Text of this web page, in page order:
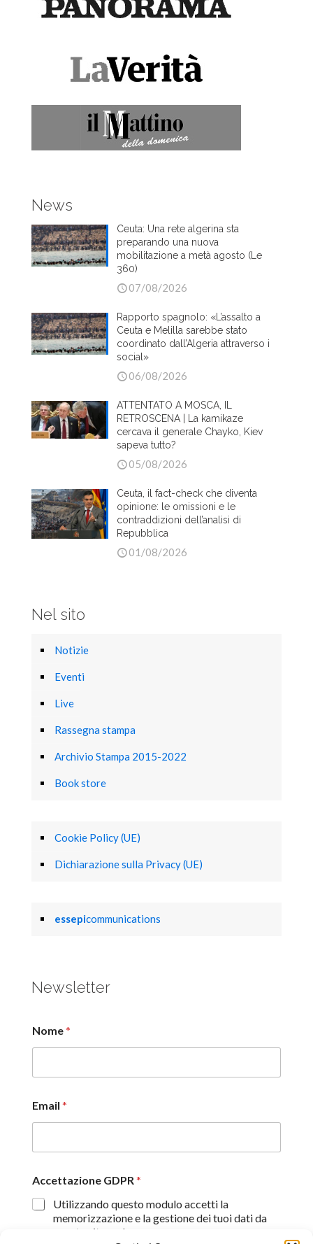
News
Ceuta: Una rete algerina sta
preparando una nuova
mobilitazione a metà agosto (Le
360)
07/08/2026
Rapporto spagnolo: «L’assalto a
Ceuta e Melilla sarebbe stato
coordinato dall’Algeria attraverso i
social»
06/08/2026
ATTENTATO A MOSCA, IL
RETROSCENA | La kamikaze
cercava il generale Chayko, Kiev
sapeva tutto?
05/08/2026
Ceuta, il fact-check che diventa
opinione: le omissioni e le
contraddizioni dell’analisi di
Repubblica
01/08/2026
Nel sito
Notizie
Eventi
Live
Rassegna stampa
Archivio Stampa 2015-2022
Book store
Cookie Policy (UE)
Dichiarazione sulla Privacy (UE)
essepicommunications
Newsletter
Nome*
Email *
Accettazione GDPR*
Utilizzando questo modulo accetti la
memorizzazione e la gestione dei tuoi dati da
questo sito web.